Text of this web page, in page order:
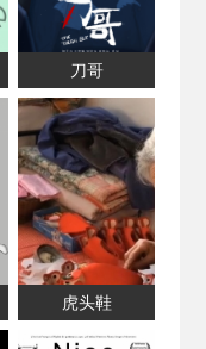
刀哥
虎头鞋